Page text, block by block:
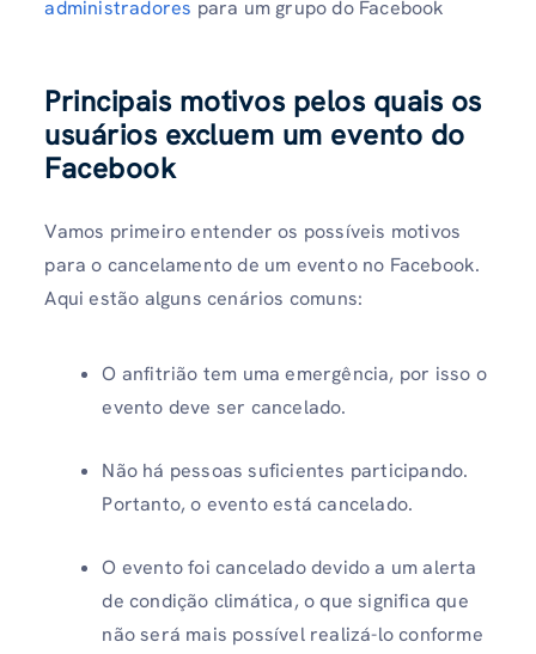
administradores para um grupo do Facebook
Principais motivos pelos quais os
usuários excluem um evento do
Facebook
Vamos primeiro entender os possíveis motivos
para o cancelamento de um evento no Facebook.
Aqui estão alguns cenários comuns:
O anfitrião tem uma emergência, por isso o
evento deve ser cancelado.
Não há pessoas suficientes participando.
Portanto, o evento está cancelado.
O evento foi cancelado devido a um alerta
de condição climática, o que significa que
não será mais possível realizá-lo conforme